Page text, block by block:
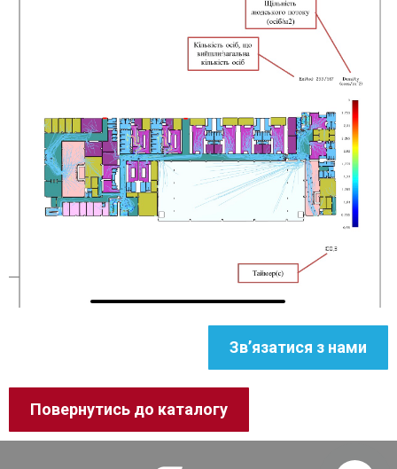
Зв’язатися з нами
Повернутись до каталогу